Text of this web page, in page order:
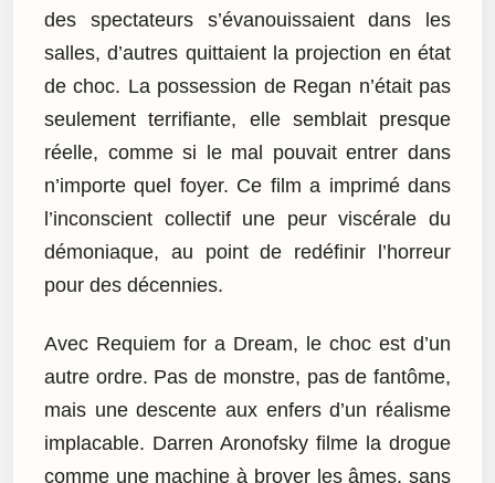
des spectateurs s’évanouissaient dans les
salles, d’autres quittaient la projection en état
de choc. La possession de Regan n’était pas
seulement terrifiante, elle semblait presque
réelle, comme si le mal pouvait entrer dans
n’importe quel foyer. Ce film a imprimé dans
l’inconscient collectif une peur viscérale du
démoniaque, au point de redéfinir l’horreur
pour des décennies.
Avec Requiem for a Dream, le choc est d’un
autre ordre. Pas de monstre, pas de fantôme,
mais une descente aux enfers d’un réalisme
implacable. Darren Aronofsky filme la drogue
comme une machine à broyer les âmes, sans